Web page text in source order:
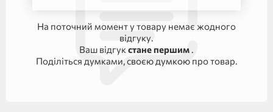
На поточний момент у товару немає жодного
відгуку.
Ваш відгук стане першим .
Поділіться думками, своєю думкою про товар.